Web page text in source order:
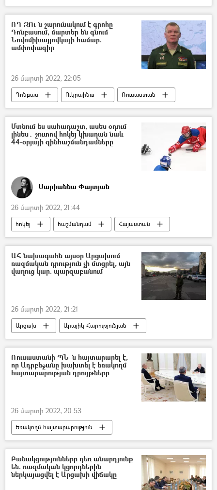
Մահ
ՌԴ ԶՈւ-ն շարունակում է գրոհը
Դոնբասում, մարտեր են գնում
Նովոմիխայլովկայի համար.
ամփոփագիր
26 մարտի 2022, 22:05
Դոնբաս Ուկրաինա
Ռուսաստան
Պատերազմ
Իգոր Կոնաշենկով
Մտնում ես սահադաշտ, ասես օդում
լինես․ շուտով հոկեյ կխաղան նաև
44-օրյայի զինհաշմանդամները
Մարիաննա Փայտյան
26 մարտի 2022, 21:44
հոկեյ հաշմանդամ
Հայաստան
պարալիմպիկ խաղեր
Ռուսաստան
ԱՀ նախագահն այսօր Արցախում
ռազմական դրություն չի մտցրել, այն
վաղուց կար. պարզաբանում
26 մարտի 2022, 21:21
Արցախ
Արայիկ Հարությունյան
ռազմական դրություն
Բողոքի ակցիա
Ռուսաստանի ՊՆ–ն հայտարարել է,
որ Ադրբեջանը խախտել է եռակողմ
հայտարարության դրույթները
26 մարտի 2022, 20:53
Եռակողմ հայտարարություն
Խաղաղապահներն Արցախում
Արցախ
Փառուխ
Հայաստան Ադրբեջան
Բանակցությունները դեռ անարդյունք
են. ռազմական կցորդներին
ներկայացվել է Արցախի վիճակը